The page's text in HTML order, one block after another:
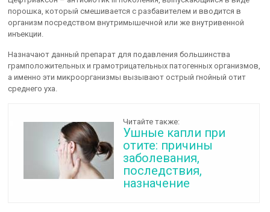
порошка, который смешивается с разбавителем и вводится в
организм посредством внутримышечной или же внутривенной
инъекции.
Назначают данный препарат для подавления большинства
грамположительных и грамотрицательных патогенных организмов,
а именно эти микроорганизмы вызывают острый гнойный отит
среднего уха.
Читайте также:
Ушные капли при
отите: причины
заболевания,
последствия,
назначение